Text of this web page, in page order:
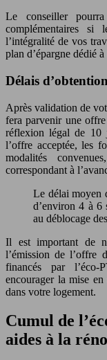
Le conseiller
complémentaires si
l’intégralité de vos
plan d’épargne dédié
Délais
Après validation de
fera parvenir une
réflexion légal de 10
l’offre acceptée, les
modalités
correspondant à
Le délai moyen
d’environ 4 à 6
au déblocage
Il est important de
l’émission de l’offre
financés par
encourager la mise
dans votre logement.
Cumul de
aides à la